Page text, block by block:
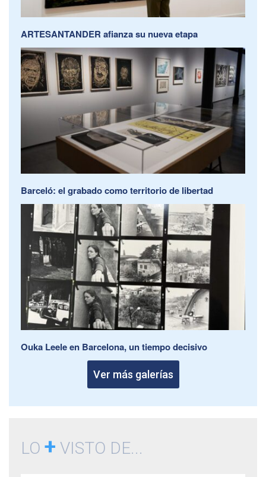
ARTESANTANDER afianza su nueva etapa
Barceló: el grabado como territorio de libertad
Ouka Leele en Barcelona, un tiempo decisivo
Ver más galerías
LO + VISTO DE...